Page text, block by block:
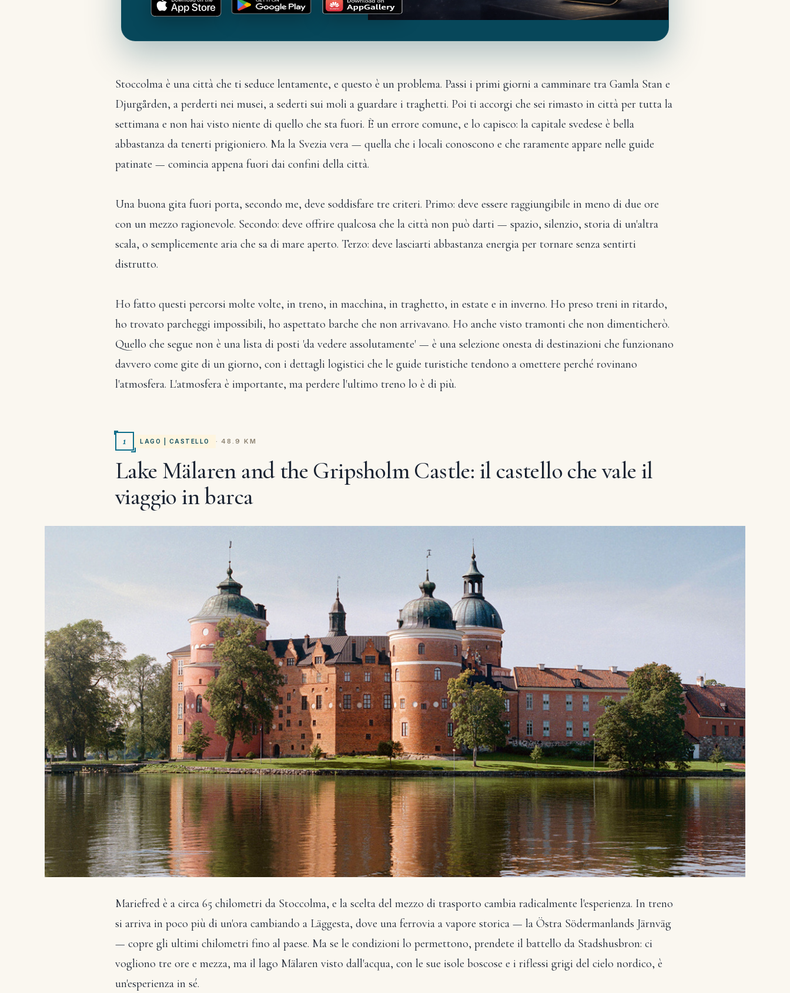
Stoccolma è una città che ti seduce lentamente, e questo è un problema. Passi i primi giorni a camminare tra Gamla Stan e
Djurgården, a perderti nei musei, a sederti sui moli a guardare i traghetti. Poi ti accorgi che sei rimasto in città per tutta la
settimana e non hai visto niente di quello che sta fuori. È un errore comune, e lo capisco: la capitale svedese è bella
abbastanza da tenerti prigioniero. Ma la Svezia vera — quella che i locali conoscono e che raramente appare nelle guide
patinate — comincia appena fuori dai confini della città.
Una buona gita fuori porta, secondo me, deve soddisfare tre criteri. Primo: deve essere raggiungibile in meno di due ore
con un mezzo ragionevole. Secondo: deve offrire qualcosa che la città non può darti — spazio, silenzio, storia di un'altra
scala, o semplicemente aria che sa di mare aperto. Terzo: deve lasciarti abbastanza energia per tornare senza sentirti
distrutto.
Ho fatto questi percorsi molte volte, in treno, in macchina, in traghetto, in estate e in inverno. Ho preso treni in ritardo,
ho trovato parcheggi impossibili, ho aspettato barche che non arrivavano. Ho anche visto tramonti che non dimenticherò.
Quello che segue non è una lista di posti 'da vedere assolutamente' — è una selezione onesta di destinazioni che funzionano
davvero come gite di un giorno, con i dettagli logistici che le guide turistiche tendono a omettere perché rovinano
l'atmosfera. L'atmosfera è importante, ma perdere l'ultimo treno lo è di più.
1 LAGO | CASTELLO · 48.9 KM
Lake Mälaren and the Gripsholm Castle: il castello che vale il
viaggio in barca
Mariefred è a circa 65 chilometri da Stoccolma, e la scelta del mezzo di trasporto cambia radicalmente l'esperienza. In treno
si arriva in poco più di un'ora cambiando a Läggesta, dove una ferrovia a vapore storica — la Östra Södermanlands Järnväg
— copre gli ultimi chilometri fino al paese. Ma se le condizioni lo permettono, prendete il battello da Stadshusbron: ci
vogliono tre ore e mezza, ma il lago Mälaren visto dall'acqua, con le sue isole boscose e i riflessi grigi del cielo nordico, è
un'esperienza in sé.